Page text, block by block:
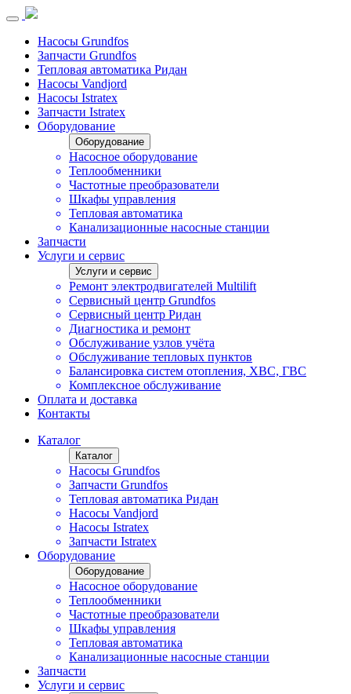
Насосы Grundfos
Запчасти Grundfos
Тепловая автоматика Ридан
Насосы Vandjord
Насосы Istratex
Запчасти Istratex
Оборудование
Оборудование
Насосное оборудование
Теплообменники
Частотные преобразователи
Шкафы управления
Тепловая автоматика
Канализационные насосные станции
Запчасти
Услуги и сервис
Услуги и сервис
Ремонт электродвигателей Multilift
Сервисный центр Grundfos
Сервисный центр Ридан
Диагностика и ремонт
Обслуживание узлов учёта
Обслуживание тепловых пунктов
Балансировка систем отопления, ХВС, ГВС
Комплексное обслуживание
Оплата и доставка
Контакты
Каталог
Каталог
Насосы Grundfos
Запчасти Grundfos
Тепловая автоматика Ридан
Насосы Vandjord
Насосы Istratex
Запчасти Istratex
Оборудование
Оборудование
Насосное оборудование
Теплообменники
Частотные преобразователи
Шкафы управления
Тепловая автоматика
Канализационные насосные станции
Запчасти
Услуги и сервис